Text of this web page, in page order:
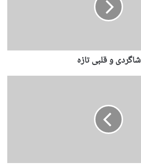
شاگردى و قلبى تازه